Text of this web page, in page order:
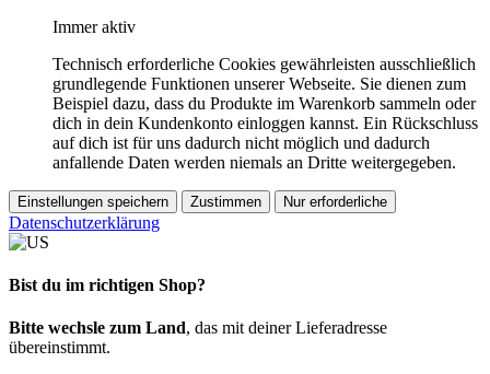
Immer aktiv
Technisch erforderliche Cookies gewährleisten ausschließlich
grundlegende Funktionen unserer Webseite. Sie dienen zum
Beispiel dazu, dass du Produkte im Warenkorb sammeln oder
dich in dein Kundenkonto einloggen kannst. Ein Rückschluss
auf dich ist für uns dadurch nicht möglich und dadurch
anfallende Daten werden niemals an Dritte weitergegeben.
Einstellungen speichern Zustimmen Nur erforderliche
Datenschutzerklärung
Bist du im richtigen Shop?
Bitte wechsle zum Land, das mit deiner Lieferadresse
übereinstimmt.